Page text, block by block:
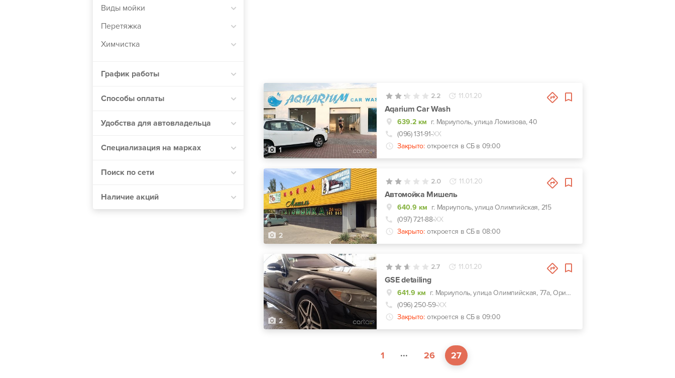
Ужгород
Винница
Днепр
Одесса
Сумы
Полтава
Виды мойки
Перетяжка
Химчистка
График работы
Способы оплаты
Удобства для автовладельца
Специализация на марках
Поиск по сети
Наличие акций
1
2.2 11.01.20
Aqarium Car Wash
639.2 км г. Мариуполь, улица Ломизова, 40
(096) 131-91-ХХ
Закрыто: откроется в СБ в 09:00
2
2.0 11.01.20
Автомойка Мишель
640.9 км г. Мариуполь, улица Олимпийская, 215
(097) 721-88-ХХ
Закрыто: откроется в СБ в 08:00
2
2.7 11.01.20
GSE detailing
641.9 км
г. Мариуполь, улица Олимпийская, 77а, Ориентир АЗС Paralel
(096) 250-59-ХХ
Закрыто: откроется в СБ в 09:00
1 ... 26 27